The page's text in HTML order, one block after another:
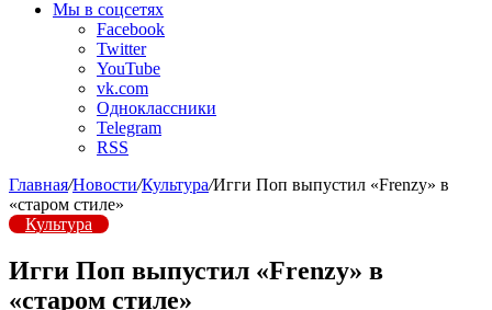
Мы в соцсетях
Facebook
Twitter
YouTube
vk.com
Одноклассники
Telegram
RSS
Главная/Новости/Культура/Игги Поп выпустил «Frenzy» в
«старом стиле»
Культура
Игги Поп выпустил «Frenzy» в
«старом стиле»